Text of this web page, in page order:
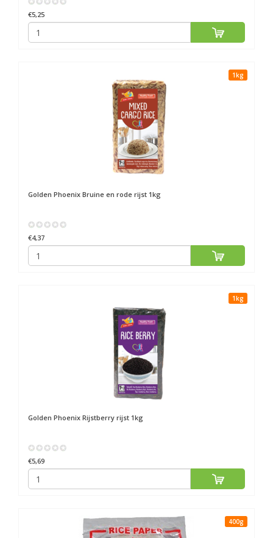
€5,25
1kg
Golden Phoenix Bruine en rode rijst 1kg
€4,37
1kg
Golden Phoenix Rijstberry rijst 1kg
€5,69
400g